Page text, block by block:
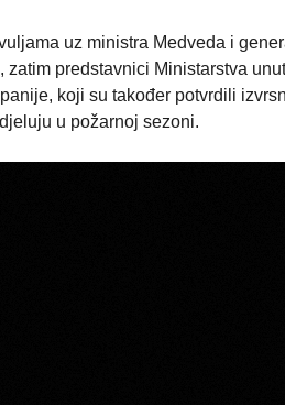
uz ministra Medveda i
predstavnici Ministarstva
koji su također potvrdili
u požarnoj sezoni.